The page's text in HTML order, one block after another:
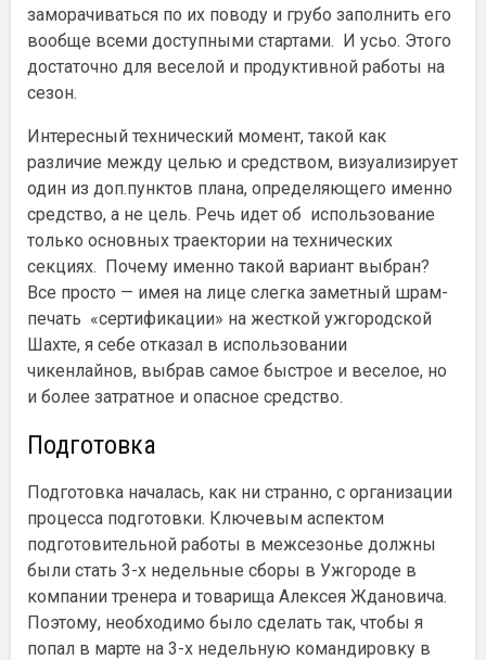
заморачиваться по их поводу и грубо заполнить его
вообще всеми доступными стартами. И усьо. Этого
достаточно для веселой и продуктивной работы на
сезон.
Интересный технический момент, такой как
различие между целью и средством, визуализирует
один из доп.пунктов плана, определяющего именно
средство, а не цель. Речь идет об использование
только основных траектории на технических
секциях. Почему именно такой вариант выбран?
Все просто — имея на лице слегка заметный шрам-
печать «сертификации» на жесткой ужгородской
Шахте, я себе отказал в использовании
чикенлайнов, выбрав самое быстрое и веселое, но
и более затратное и опасное средство.
Подготовка
Подготовка началась, как ни странно, с организации
процесса подготовки. Ключевым аспектом
подготовительной работы в межсезонье должны
были стать 3-х недельные сборы в Ужгороде в
компании тренера и товарища Алексея Ждановича.
Поэтому, необходимо было сделать так, чтобы я
попал в марте на 3-х недельную командировку в